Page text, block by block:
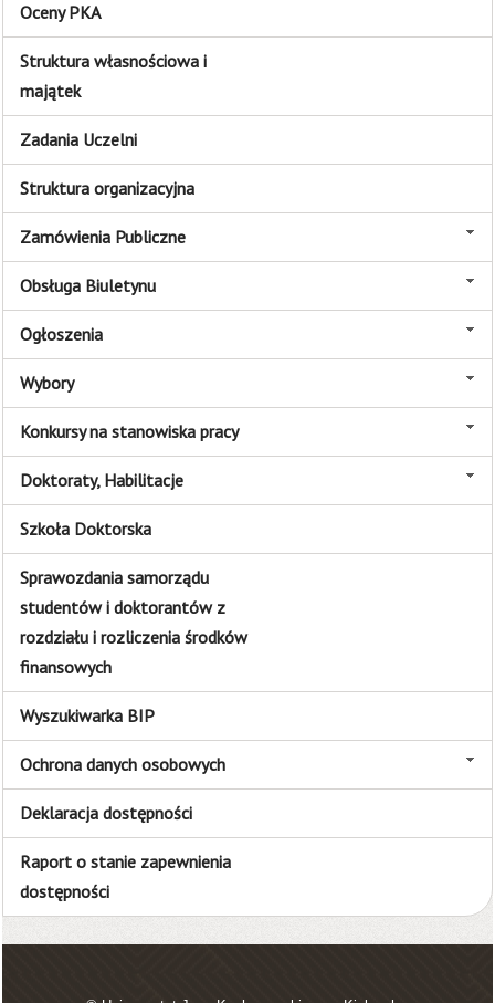
Oceny PKA
Struktura własnościowa i
majątek
Zadania Uczelni
Struktura organizacyjna
Zamówienia Publiczne
Obsługa Biuletynu
Ogłoszenia
Wybory
Konkursy na stanowiska pracy
Doktoraty, Habilitacje
Szkoła Doktorska
Sprawozdania samorządu
studentów i doktorantów z
rozdziału i rozliczenia środków
finansowych
Wyszukiwarka BIP
Ochrona danych osobowych
Deklaracja dostępności
Raport o stanie zapewnienia
dostępności